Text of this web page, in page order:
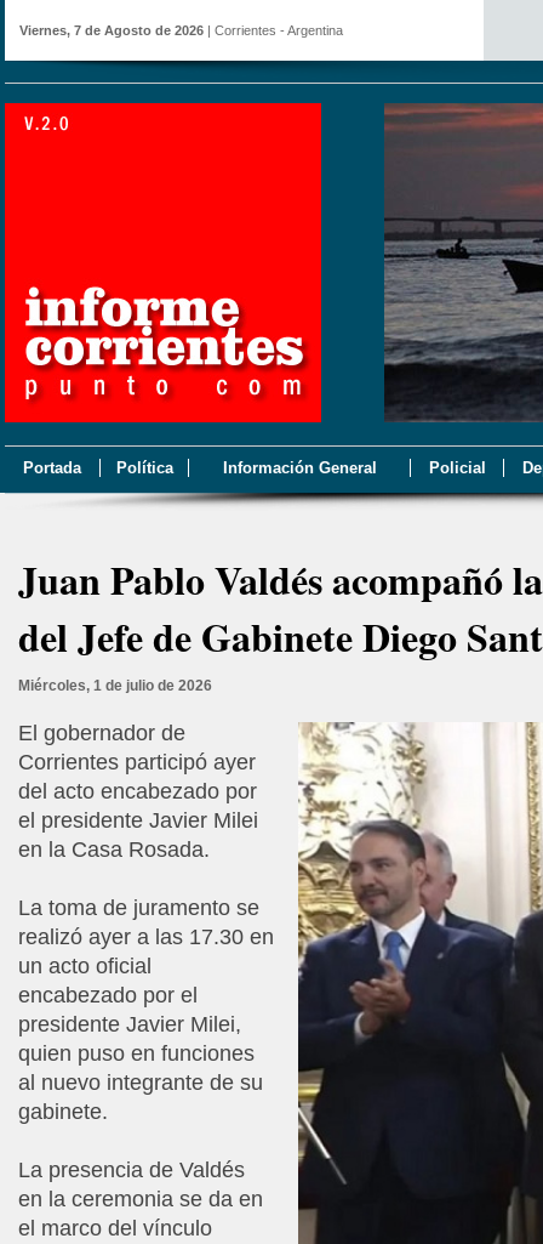
Viernes, 7 de Agosto de 2026 | Corrientes - Argentina
Portada Política Información General Policial
Juan Pablo Valdés acompañó
del Jefe de Gabinete Diego
Miércoles, 1 de julio de 2026
El gobernador de
Corrientes participó ayer
del acto encabezado por
el presidente Javier Milei
en la Casa Rosada.
La toma de juramento se
realizó ayer a las 17.30 en
un acto oficial
encabezado por el
presidente Javier Milei,
quien puso en funciones
al nuevo integrante de su
gabinete.
La presencia de Valdés
en la ceremonia se da en
el marco del vínculo